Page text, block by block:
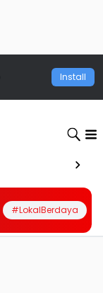
Install
#LokalBerdaya